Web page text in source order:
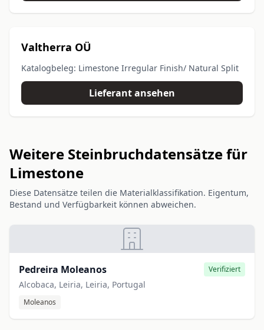
Valtherra OÜ
Katalogbeleg: Limestone Irregular Finish/ Natural Split
Lieferant ansehen
Weitere Steinbruchdatensätze für
Limestone
Diese Datensätze teilen die Materialklassifikation. Eigentum,
Bestand und Verfügbarkeit können abweichen.
Pedreira Moleanos Verifiziert
Alcobaca, Leiria, Leiria, Portugal
Moleanos